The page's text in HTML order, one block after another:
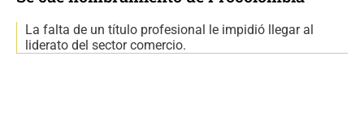
La falta de un título profesional le impidió llegar al
liderato del sector comercio.